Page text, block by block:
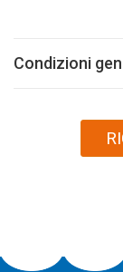
Condizioni